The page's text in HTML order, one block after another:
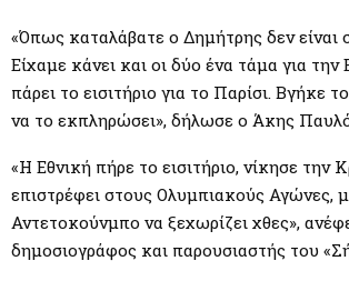
U
«Όπως καταλάβατε ο Δημήτρης δεν είναι
Είχαμε κάνει και οι δύο ένα τάμα για την
πάρει το εισιτήριο για το Παρίσι. Βγήκε
να το εκπληρώσει», δήλωσε ο Άκης
«Η Εθνική πήρε το εισιτήριο, νίκησε την
επιστρέφει στους Ολυμπιακούς Αγώνες,
Αντετοκούνμπο να ξεχωρίζει χθες»,
δημοσιογράφος και παρουσιαστής του